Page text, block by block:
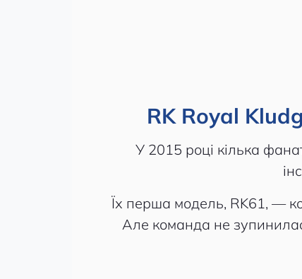
RK Royal
У 2015 році кілька
Їх перша модель, RK61, —
Але команда не